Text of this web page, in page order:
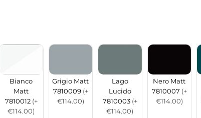
Bianco
Matt
7810012 (+
€114.00)
Grigio Matt
7810009 (+
€114.00)
Lago
Lucido
7810003 (+
€114.00)
Nero Matt
7810007 (+
€114.00)